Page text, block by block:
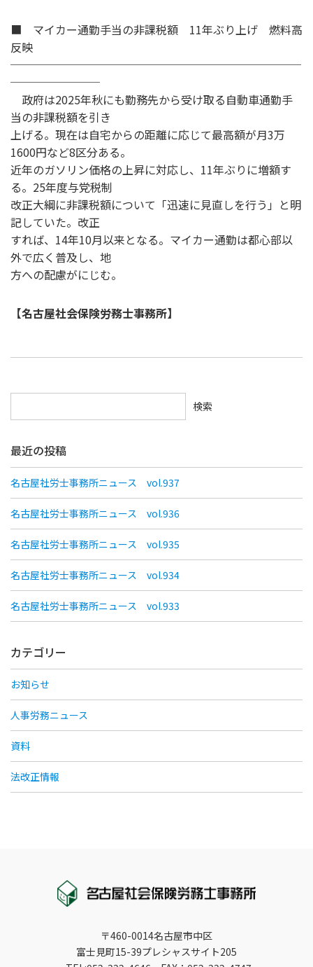
■ マイカー通勤手当の非課税額 11年ぶり上げ 燃料高
反映
──────────────────────────
────────
政府は2025年秋にも勤務先から受け取る自動車通勤手
当の非課税額を引き
上げる。現在は自宅からの距離に応じて最高額が月3万
1600円など8区分ある。
近年のガソリン価格の上昇に対応し、11年ぶりに増額す
る。25年度与党税制
改正大綱に非課税額について「迅速に見直しを行う」と明
記していた。改正
すれば、14年10月以来となる。マイカー通勤は都心部以
外で広く普及し、地
方への配慮がにじむ。
【名古屋社会保険労務士事務所】
検索
最近の投稿
名古屋社労士事務所ニュース vol.937
名古屋社労士事務所ニュース vol.936
名古屋社労士事務所ニュース vol.935
名古屋社労士事務所ニュース vol.934
名古屋社労士事務所ニュース vol.933
カテゴリー
お知らせ
人事労務ニュース
資料
法改正情報
〒460-0014名古屋市中区
富士見町15-39プレシャスサイト205